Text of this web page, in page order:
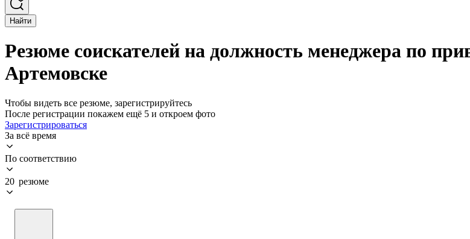
Найти
Резюме соискателей на должность менеджера по
Артемовске
Чтобы видеть все резюме, зарегистрируйтесь
После регистрации покажем ещё 5 и откроем фото
Зарегистрироваться
За всё время
По соответствию
20 резюме